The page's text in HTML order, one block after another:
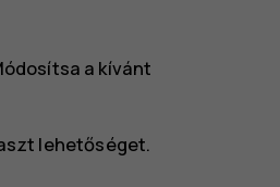
a kívánt
lehetőséget.